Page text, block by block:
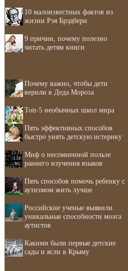
10 малоизвестных фактов из
жизни Рэя Брэдбери
9 причин, почему полезно
читать детям книги
Почему важно, чтобы дети
верили в Деда Мороза
Топ-5 необычных школ мира
Пять эффективных способов
быстро унять детскую истерику
Миф о несомненной пользе
раннего изучения языков
Пять способов помочь ребенку с
аутизмом жить лучше
Российские ученые выявили
уникальные способности мозга
аутистов
Какими были первые детские
сады и ясли в Крыму